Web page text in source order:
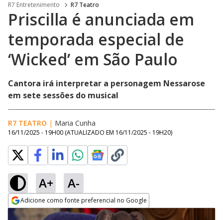
R7 Entretenimento R7 Teatro
Priscilla é anunciada em
temporada especial de
‘Wicked’ em São Paulo
Cantora irá interpretar a personagem Nessarose
em sete sessões do musical
R7 TEATRO | Maria Cunha
16/11/2025 - 19H00 (ATUALIZADO EM 16/11/2025 - 19H20)
A+ A-
Adicione como fonte preferencial no Google
Opens in new window